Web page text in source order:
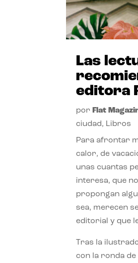
Las
editora
por Flat
ciudad, Libros
Para afrontar
calor, de
unas cuantas
interesa, que
propongan
sea, merecen
editorial y que
Tras la
con la ronda